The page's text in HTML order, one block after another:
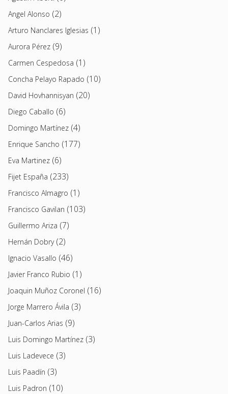
Angel Alonso (2)
Arturo Nanclares Iglesias (1)
Aurora Pérez (9)
Carmen Cespedosa (1)
Concha Pelayo Rapado (10)
David Hovhannisyan (20)
Diego Caballo (6)
Domingo Martínez (4)
Enrique Sancho (177)
Eva Martinez (6)
Fijet España (233)
Francisco Almagro (1)
Francisco Gavilan (103)
Guillermo Ariza (7)
Hernán Dobry(2)
Ignacio Vasallo (46)
Javier Franco Rubio (1)
Joaquin Muñoz Coronel (16)
Jorge Marrero Ávila (3)
Juan-Carlos Arias (9)
Luis Domingo Martínez (3)
Luis Ladevece (3)
Luis Paadín (3)
Luis Padron (10)